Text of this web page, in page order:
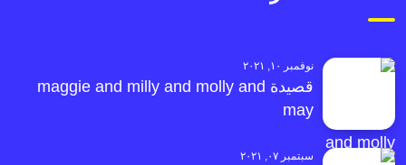
نوفمبر ١٠, ٢٠٢١
قصيدة maggie and milly and molly and
may
سبتمبر ٠٧, ٢٠٢١